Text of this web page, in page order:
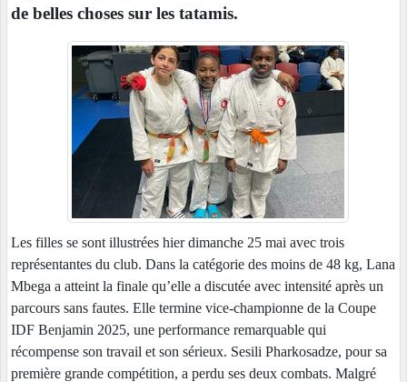
de belles choses sur les tatamis.
Les filles se sont illustrées hier dimanche 25 mai avec trois
représentantes du club. Dans la catégorie des moins de 48 kg, Lana
Mbega a atteint la finale qu’elle a discutée avec intensité après un
parcours sans fautes. Elle termine vice-championne de la Coupe
IDF Benjamin 2025, une performance remarquable qui
récompense son travail et son sérieux. Sesili Pharkosadze, pour sa
première grande compétition, a perdu ses deux combats. Malgré